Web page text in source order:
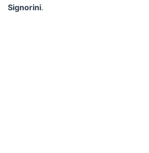
Signorini.